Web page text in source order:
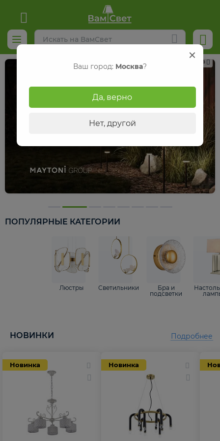
Реклама
ПОПУЛЯРНЫЕ КАТЕГОРИИ
Люстры Светильники
Бра и
подсветки
НОВИНКИ
Новинка Новинка
Подробнее
Ваш город: Москва?
Да, верно
Нет, другой